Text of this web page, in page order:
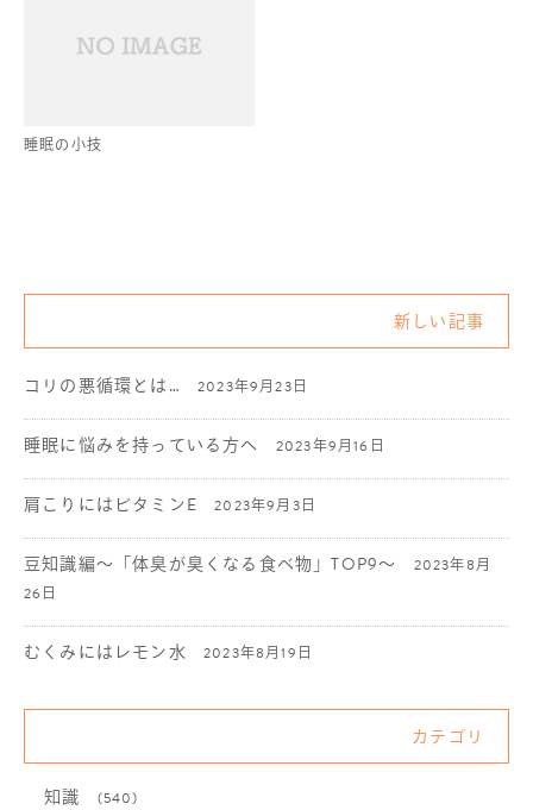
睡眠の小技
新しい記事
コリの悪循環とは… 2023年9月23日
睡眠に悩みを持っている方へ 2023年9月16日
肩こりにはビタミンE 2023年9月3日
豆知識編〜「体臭が臭くなる食べ物」TOP9〜
2023年8月
26日
むくみにはレモン水 2023年8月19日
カテゴリ
知識 (540)